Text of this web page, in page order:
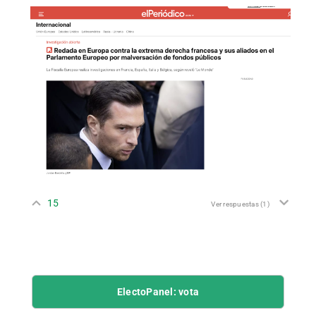
15 Ver respuestas(1)
ElectoPanel: vota